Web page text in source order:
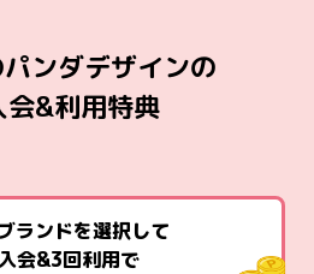
ンダデザインの
会&利用特典
ランドを選択して
会&3回利用で